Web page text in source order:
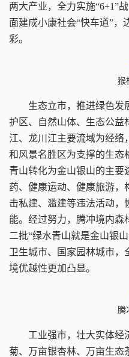
两大产业，全力实施“6+1”
面建成小康社会“快车道”，
彩。
猴
生态立市，推进绿色发
护区、自然山体、生态公益
江、龙川江主要流域为经络
和风景名胜区为支撑的生态
青山转化为金山银山的主要
药、健康运动、健康旅游，
击私建、滥建等违法活动，
能。经过努力，腾冲境内森
二批“绿水青山就是金山银
卫生城市、国家园林城市，
境优越性更加凸显。
腾
工业强市，壮大实体经
菊、万亩银杏林、万亩生态